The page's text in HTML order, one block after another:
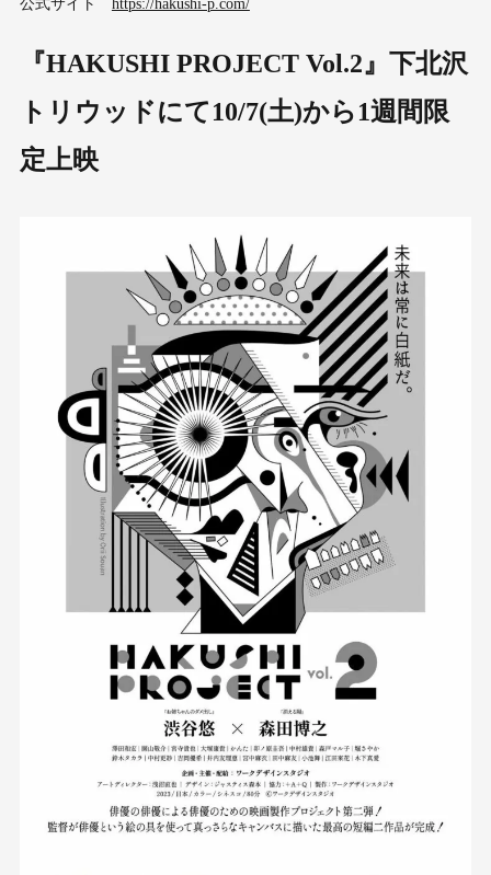
公式サイト https://hakushi-p.com/
『HAKUSHI PROJECT Vol.2』下北沢
トリウッドにて10/7(土)から1週間限
定上映